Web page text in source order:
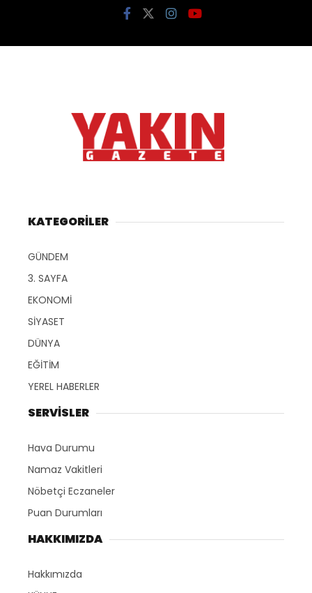
KATEGORİLER
GÜNDEM
3. SAYFA
EKONOMİ
SİYASET
DÜNYA
EĞİTİM
YEREL HABERLER
SERVİSLER
Hava Durumu
Namaz Vakitleri
Nöbetçi Eczaneler
Puan Durumları
HAKKIMIZDA
Hakkımızda